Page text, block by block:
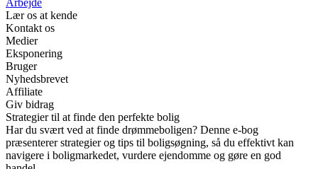
Arbejde
Lær os at kende
Kontakt os
Medier
Eksponering
Bruger
Nyhedsbrevet
Affiliate
Giv bidrag
Strategier til at finde den perfekte bolig
Har du svært ved at finde drømmeboligen? Denne e-bog
præsenterer strategier og tips til boligsøgning, så du effektivt kan
navigere i boligmarkedet, vurdere ejendomme og gøre en god